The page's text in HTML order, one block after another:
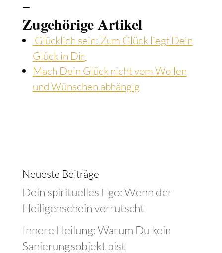
—
Zugehörige Artikel
Glücklich sein: Zum Glück liegt Dein
Glück in Dir
Mach Dein Glück nicht vom Wollen
und Wünschen abhängig
Neueste Beiträge
Dein spirituelles Ego: Wenn der
Heiligenschein verrutscht
Innere Heilung: Warum Du kein
Sanierungsobjekt bist